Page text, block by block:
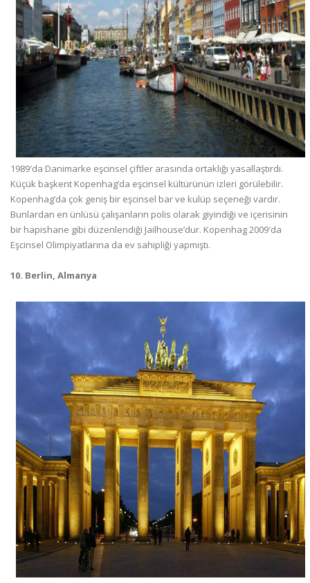
1989′da Danimarke eşcinsel çiftler arasında ortaklığı yasallaştırdı.
Küçük başkent Kopenhag’da eşcinsel kültürünün izleri görülebilir.
Kopenhag’da çok geniş bir eşcinsel bar ve kulüp seçeneği vardır.
Bunlardan en ünlüsü çalışanların polis olarak giyindiği ve içerisinin
bir hapishane gibi düzenlendiği Jailhouse’dur. Kopenhag 2009′da
Eşcinsel Olimpiyatlarına da ev sahipliği yapmıştı.
10. Berlin, Almanya